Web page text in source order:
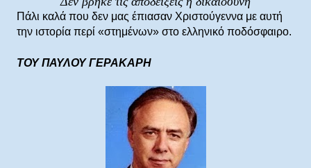
Πάλι καλά που δεν μας έπιασαν Χριστούγεννα με αυτή
την ιστορία περί «στημένων» στο ελληνικό ποδόσφαιρο.
ΤΟΥ ΠΑΥΛΟΥ ΓΕΡΑΚΑΡΗ